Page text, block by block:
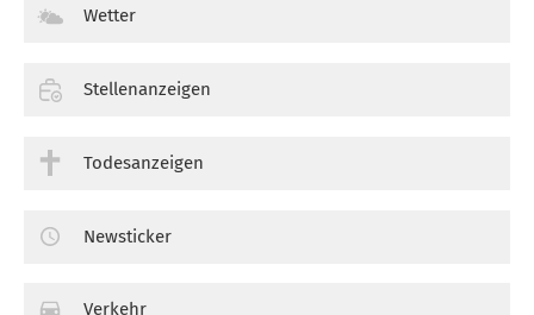
Wetter
Stellenanzeigen
Todesanzeigen
Newsticker
Verkehr